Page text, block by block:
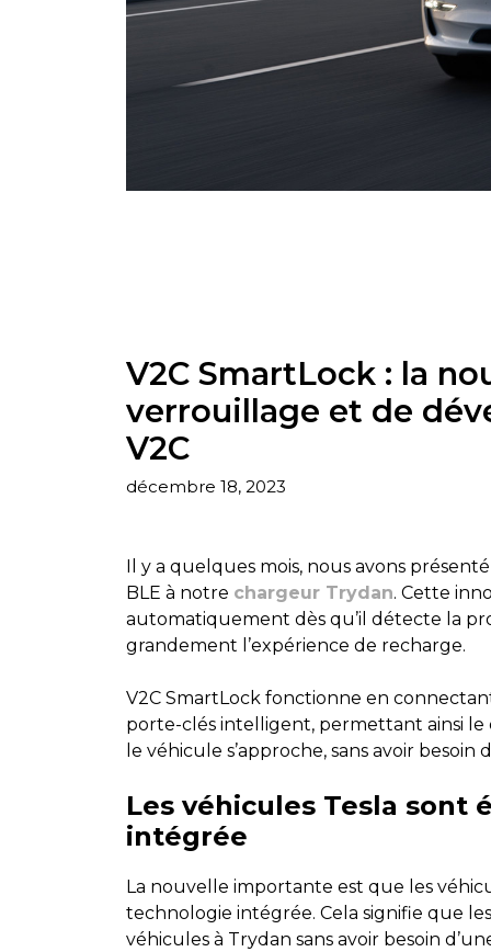
V2C SmartLock : la
verrouillage et de
V2C
décembre 18, 2023
Il y a quelques mois, nous avons présenté
BLE à notre chargeur Trydan. Cette
automatiquement dès qu’il détecte la
grandement l’expérience de recharge.
V2C SmartLock fonctionne en
porte-clés intelligent, permettant ainsi
le véhicule s’approche, sans avoir besoin
Les véhicules Tesla sont
intégrée
La nouvelle importante est que les
technologie intégrée. Cela signifie que
véhicules à Trydan sans avoir besoin